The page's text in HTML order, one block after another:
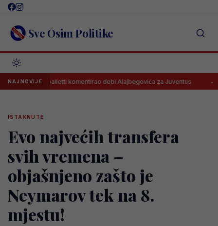
Skip
content Sve Osim Politike
NAJNOVIJE
Spalletti komentirao debi Alajbegovića za Juventus Koju je
ISTAKNUTE
Evo najvećih transfera
svih vremena –
objašnjeno zašto je
Neymarov tek na 8.
mjestu!